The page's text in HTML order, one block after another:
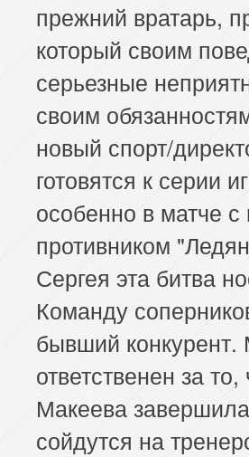
прежний вратарь,
который своим
серьезные
своим
новый спорт/
готовятся к серии
особенно в матче
противником
Сергея эта битва
Команду
бывший
ответственен за
Макеева
сойдутся на